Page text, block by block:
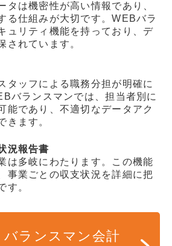
タは機密性が高い情報であり、
る仕組みが大切です。WEBバラ
ュリティ機能を持っており、デ
されています。
タッフによる職務分担が明確に
バランスマンでは、担当者別に
能であり、不適切なデータアク
きます。
況報告書
は多岐にわたります。この機能
事業ごとの収支状況を詳細に把
す。
バランスマン会計